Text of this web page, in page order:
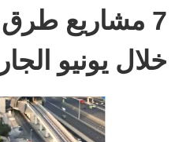
7 مشاريع
خلال يونيو